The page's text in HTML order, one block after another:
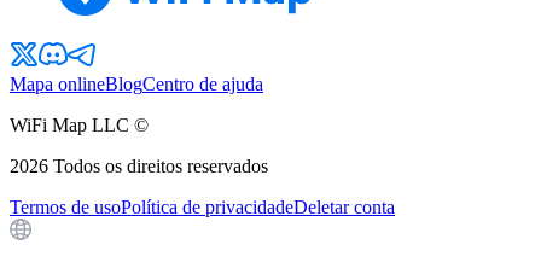
Mapa onlineBlogCentro de ajuda
WiFi Map LLC ©
2026 Todos os direitos reservados
Termos de usoPolítica de privacidadeDeletar conta